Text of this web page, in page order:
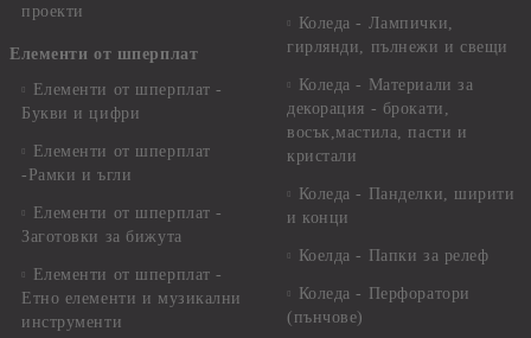
проекти
Елементи от шперплат
Елементи от шперплат -
Букви и цифри
Елементи от шперплат
-Рамки и ъгли
Елементи от шперплат -
Заготовки за бижута
Елементи от шперплат -
Етно елементи и музикални
инструменти
Коледа - Лампички,
гирлянди, пълнежи и свещи
Коледа - Материали за
декорация - брокати,
восък,мастила, пасти и
кристали
Коледа - Панделки, ширити
и конци
Коелда - Папки за релеф
Коледа - Перфоратори
(пънчове)